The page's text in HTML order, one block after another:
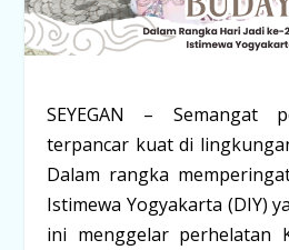
SEYEGAN
– Semangat
terpancar kuat di
Dalam rangka
Istimewa Yogyakarta (DIY)
ini menggelar perhelatan